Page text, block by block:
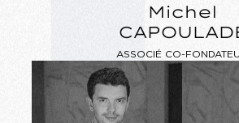
Michel
ASSOCIÉ CO-